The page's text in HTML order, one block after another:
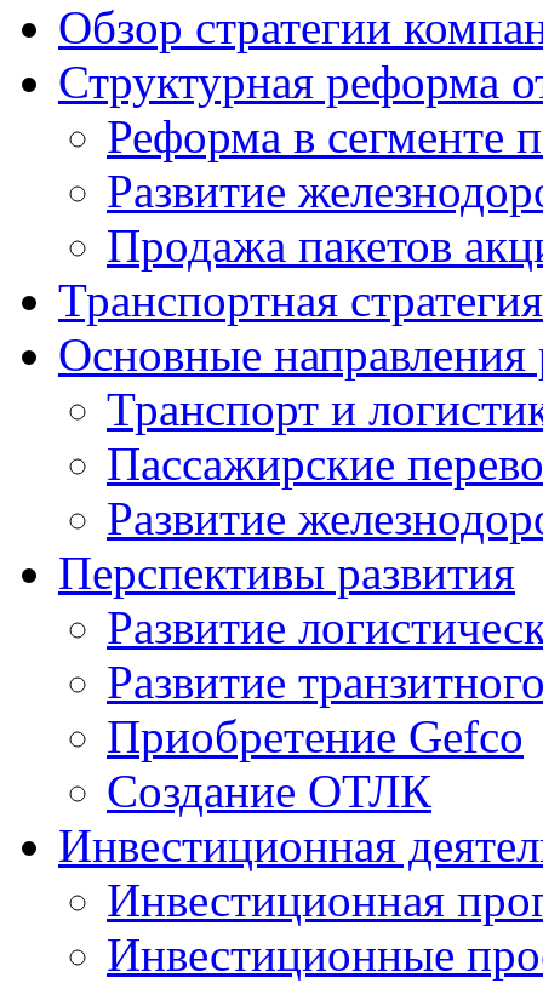
Обзор стратегии
Структурная реформа
Реформа в сегменте
Развитие
Продажа пакетов
Транспортная
Основные направления
Транспорт и
Пассажирские
Развитие
Перспективы развития
Развитие
Развитие
Приобретение Gefco
Создание ОТЛК
Инвестиционная
Инвестиционная
Инвестиционные